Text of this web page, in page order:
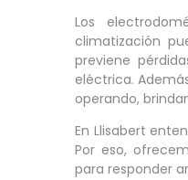
Los
climatización
previene
eléctrica.
operando,
En Llisabert
Por eso,
para responder